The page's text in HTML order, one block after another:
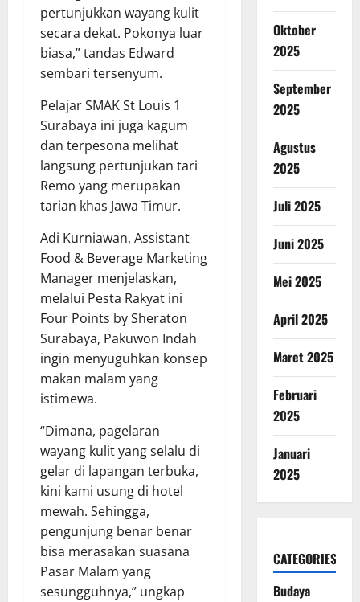
pertunjukkan wayang kulit
secara dekat. Pokonya luar
biasa,” tandas Edward
sembari tersenyum.
Pelajar SMAK St Louis 1
Surabaya ini juga kagum
dan terpesona melihat
langsung pertunjukan tari
Remo yang merupakan
tarian khas Jawa Timur.
Adi Kurniawan, Assistant
Food & Beverage Marketing
Manager menjelaskan,
melalui Pesta Rakyat ini
Four Points by Sheraton
Surabaya, Pakuwon Indah
ingin menyuguhkan konsep
makan malam yang
istimewa.
“Dimana, pagelaran
wayang kulit yang selalu di
gelar di lapangan terbuka,
kini kami usung di hotel
mewah. Sehingga,
pengunjung benar benar
bisa merasakan suasana
Pasar Malam yang
sesungguhnya,” ungkap
Oktober
2025
September
2025
Agustus
2025
Juli 2025
Juni 2025
Mei 2025
April 2025
Maret 2025
Februari
2025
Januari
2025
CATEGORIES
Budaya